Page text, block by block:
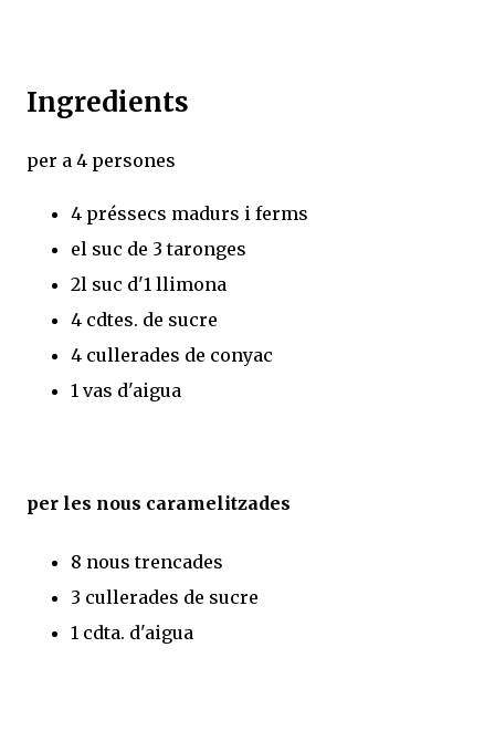
Ingredients
per a 4 persones
4 préssecs madurs i ferms
el suc de 3 taronges
2l suc d'1 llimona
4 cdtes. de sucre
4 cullerades de conyac
1 vas d'aigua
per les nous caramelitzades
8 nous trencades
3 cullerades de sucre
1 cdta. d'aigua